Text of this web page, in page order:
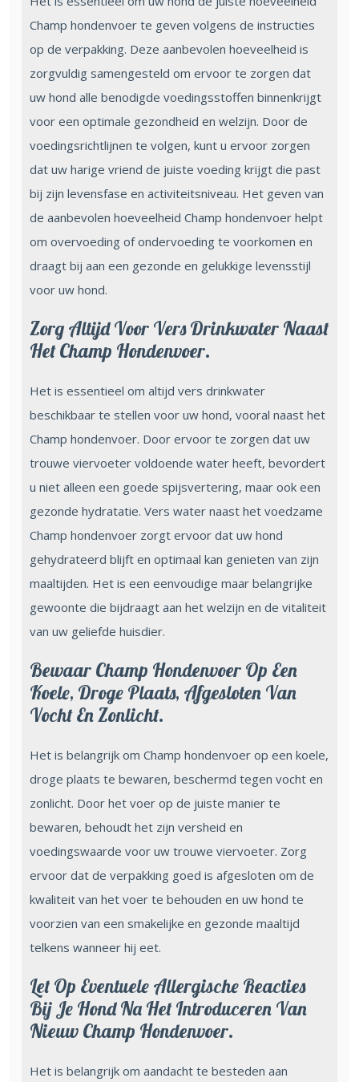
Champ hondenvoer te geven volgens de instructies
op de verpakking. Deze aanbevolen hoeveelheid is
zorgvuldig samengesteld om ervoor te zorgen dat
uw hond alle benodigde voedingsstoffen binnenkrijgt
voor een optimale gezondheid en welzijn. Door de
voedingsrichtlijnen te volgen, kunt u ervoor zorgen
dat uw harige vriend de juiste voeding krijgt die past
bij zijn levensfase en activiteitsniveau. Het geven van
de aanbevolen hoeveelheid Champ hondenvoer helpt
om overvoeding of ondervoeding te voorkomen en
draagt bij aan een gezonde en gelukkige levensstijl
voor uw hond.
Zorg Altijd Voor Vers Drinkwater Naast
Het Champ Hondenvoer.
Het is essentieel om altijd vers drinkwater
beschikbaar te stellen voor uw hond, vooral naast het
Champ hondenvoer. Door ervoor te zorgen dat uw
trouwe viervoeter voldoende water heeft, bevordert
u niet alleen een goede spijsvertering, maar ook een
gezonde hydratatie. Vers water naast het voedzame
Champ hondenvoer zorgt ervoor dat uw hond
gehydrateerd blijft en optimaal kan genieten van zijn
maaltijden. Het is een eenvoudige maar belangrijke
gewoonte die bijdraagt aan het welzijn en de vitaliteit
van uw geliefde huisdier.
Bewaar Champ Hondenvoer Op Een
Koele, Droge Plaats, Afgesloten Van
Vocht En Zonlicht.
Het is belangrijk om Champ hondenvoer op een koele,
droge plaats te bewaren, beschermd tegen vocht en
zonlicht. Door het voer op de juiste manier te
bewaren, behoudt het zijn versheid en
voedingswaarde voor uw trouwe viervoeter. Zorg
ervoor dat de verpakking goed is afgesloten om de
kwaliteit van het voer te behouden en uw hond te
voorzien van een smakelijke en gezonde maaltijd
telkens wanneer hij eet.
Let Op Eventuele Allergische Reacties
Bij Je Hond Na Het Introduceren Van
Nieuw Champ Hondenvoer.
Het is belangrijk om aandacht te besteden aan